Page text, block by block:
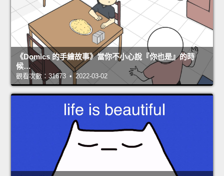
《Domics 的手繪故事》當你不小心說『你也是』的時
候…
觀看次數：31673 • 2022-03-02